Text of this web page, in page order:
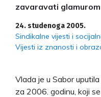
zavaravati
24. studenoga 2005.
Sindikalne vijesti i
Vijesti iz znanosti i
Vlada je u Sabor
za 2006. godinu, koji